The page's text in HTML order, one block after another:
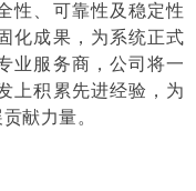
性、可靠性及稳定性
化成果，为系统正式
业服务商，公司将一
上积累先进经验，为
献力量。